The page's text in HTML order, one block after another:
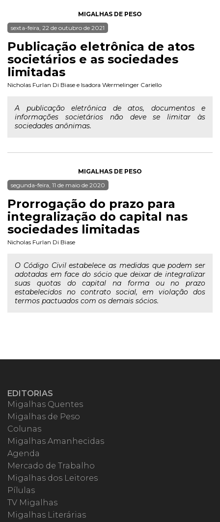
MIGALHAS DE PESO
sexta-feira, 22 de outubro de 2021
Publicação eletrônica de atos
societários e as sociedades
limitadas
Nicholas Furlan Di Biase e Isadora Wermelinger Cariello
A publicação eletrônica de atos, documentos e
informações societários não deve se limitar às
sociedades anônimas.
MIGALHAS DE PESO
segunda-feira, 11 de maio de 2020
Prorrogação do prazo para
integralização do capital nas
sociedades limitadas
Nicholas Furlan Di Biase
O Código Civil estabelece as medidas que podem ser
adotadas em face do sócio que deixar de integralizar
suas quotas do capital na forma ou no prazo
estabelecidos no contrato social, em violação dos
termos pactuados com os demais sócios.
EDITORIAS
Migalhas Quentes
Migalhas de Peso
Colunas
Migalhas Amanhecidas
Agenda
Mercado de Trabalho
Migalhas dos Leitores
Pílulas
TV Migalhas
Migalhas Literárias